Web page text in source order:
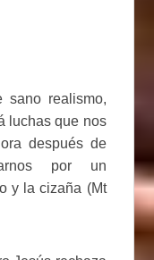
sano realismo,
luchas que nos
después de
por un
y la cizaña (Mt